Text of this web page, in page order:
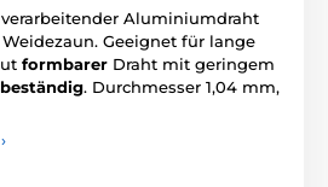
Aluminiumdraht
Geeignet für lange
formbarer Draht mit geringem
. Durchmesser 1,04 mm,